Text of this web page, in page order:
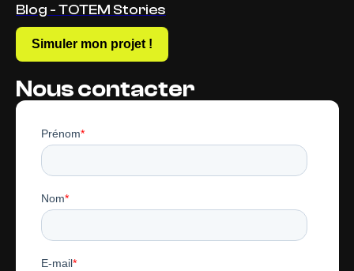
Blog - TOTEM Stories
Simuler mon projet !
Nous contacter